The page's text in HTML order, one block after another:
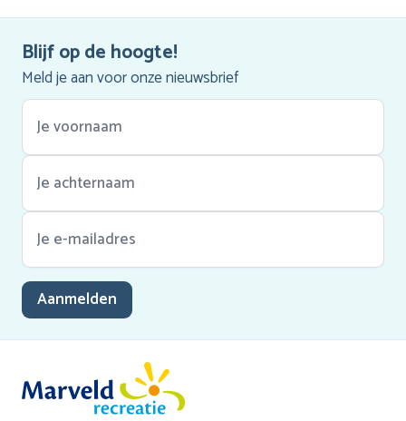
Blijf op de hoogte!
Meld je aan voor onze nieuwsbrief
Aanmelden